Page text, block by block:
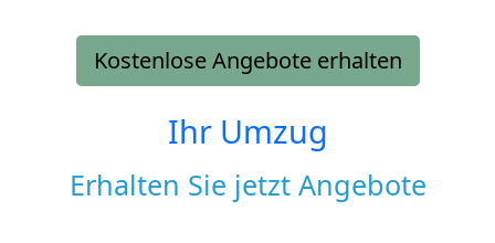
Kostenlose Angebote erhalten
Ihr Umzug
Erhalten Sie jetzt Angebote